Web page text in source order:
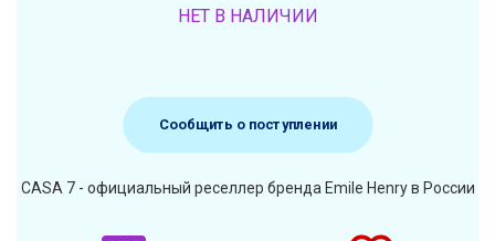
НЕТ В НАЛИЧИИ
Сообщить о поступлении
CASA 7 - официальный реселлер бренда Emile Henry в России